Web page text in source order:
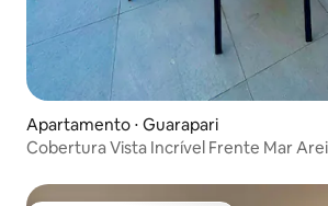
Apartamento ⋅ Guarapari
Cobertura Vista Incrível Frente Mar